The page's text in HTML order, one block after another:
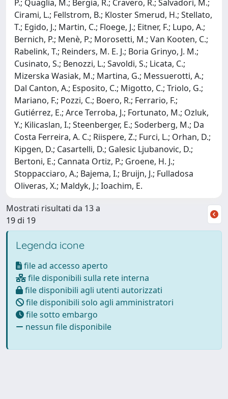
P.; Quaglia, M.; Bergia, R.; Cravero, R.; Salvadori, M.;
Cirami, L.; Fellstrom, B.; Kloster Smerud, H.; Stellato,
T.; Egido, J.; Martin, C.; Floege, J.; Eitner, F.; Lupo, A.;
Bernich, P.; Menè, P.; Morosetti, M.; Van Kooten, C.;
Rabelink, T.; Reinders, M. E. J.; Boria Grinyo, J. M.;
Cusinato, S.; Benozzi, L.; Savoldi, S.; Licata, C.;
Mizerska Wasiak, M.; Martina, G.; Messuerotti, A.;
Dal Canton, A.; Esposito, C.; Migotto, C.; Triolo, G.;
Mariano, F.; Pozzi, C.; Boero, R.; Ferrario, F.;
Gutiérrez, E.; Arce Terroba, J.; Fortunato, M.; Ozluk,
Y.; Kilicaslan, I.; Steenberger, E.; Soderberg, M.; Da
Costa Ferreira, A. C.; Riispere, Z.; Furci, L.; Orhan, D.;
Kipgen, D.; Casartelli, D.; Galesic Ljubanovic, D.;
Bertoni, E.; Cannata Ortiz, P.; Groene, H. J.;
Stoppacciaro, A.; Bajema, I.; Bruijn, J.; Fulladosa
Oliveras, X.; Maldyk, J.; Ioachim, E.
Mostrati risultati da 13 a
19 di 19
Legenda icone
file ad accesso aperto
file disponibili sulla rete interna
file disponibili agli utenti autorizzati
file disponibili solo agli amministratori
file sotto embargo
nessun file disponibile